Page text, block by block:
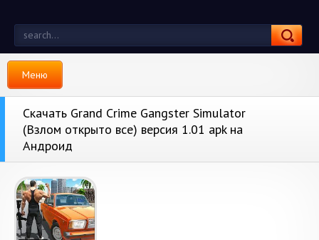
Меню
Скачать Grand Crime Gangster Simulator
(Взлом открыто все) версия 1.01 apk на
Андроид